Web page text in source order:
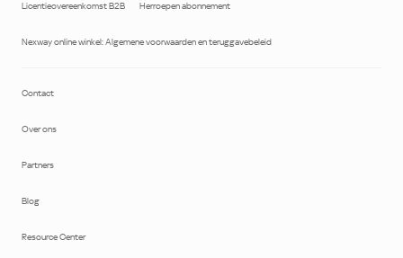
Licentieovereenkomst B2B Herroepen abonnement
Nexway online winkel: Algemene voorwaarden en teruggavebeleid
Contact
Over ons
Partners
Blog
Resource Center